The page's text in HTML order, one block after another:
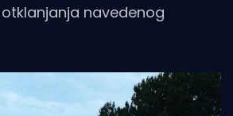
navedenog